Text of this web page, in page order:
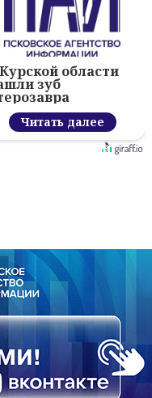
области
зуб
Читать далее